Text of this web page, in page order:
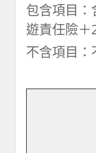
包含項目
遊責任險＋
不含項目：